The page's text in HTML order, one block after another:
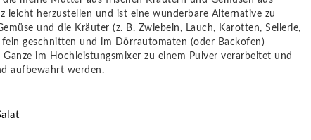
leicht herzustellen und ist eine wunderbare Alternative zu
und die Kräuter (z. B. Zwiebeln, Lauch, Karotten, Sellerie,
geschnitten und im Dörrautomaten (oder Backofen)
im Hochleistungsmixer zu einem Pulver verarbeitet und
aufbewahrt werden.